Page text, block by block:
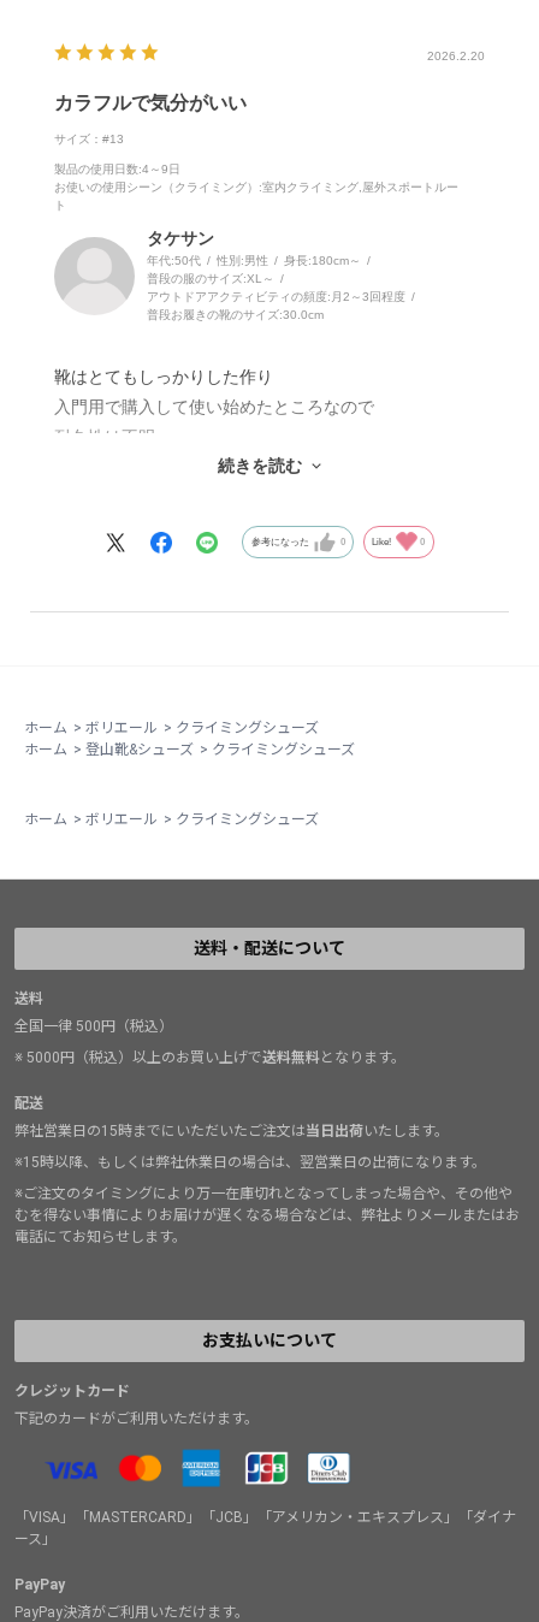
2026.2.20
カラフルで気分がいい
サイズ：#13
製品の使用日数:4～9日
お使いの使用シーン（クライミング） :室内クライミング,屋外スポートルー
ト
タケサン
年代:50代 性別:男性 身長:180cm～
普段の服のサイズ:XL～
アウトドアアクティビティの頻度: 月2～3回程度
普段お履きの靴のサイズ:30.0cm
靴はとてもしっかりした作り
入門用で購入して使い始めたところなので
耐久性は不明。
アッパーはスエード皮かな？
ベルクロも太くてしっかりしている。
今の所、目的を達成しているし文句はない。
続きを読む
参考になった 0 Like! 0
ホーム > ボリエール > クライミングシューズ
ホーム > 登山靴&シューズ > クライミングシューズ
ホーム > ボリエール > クライミングシューズ
送料・配送について
送料
全国一律 500円（税込）
※ 5000円（税込）以上のお買い上げで送料無料となります。
配送
弊社営業日の15時までにいただいたご注文は当日出荷いたします。
※15時以降、もしくは弊社休業日の場合は、翌営業日の出荷になります。
※ご注文のタイミングにより万一在庫切れとなってしまった場合や、その他や
むを得ない事情によりお届けが遅くなる場合などは、弊社よりメールまたはお
電話にてお知らせします。
お支払いについて
クレジットカード
下記のカードがご利用いただけます。
「VISA」「MASTERCARD」「JCB」「アメリカン・エキスプレス」「ダイナ
ース」
PayPay
PayPay決済がご利用いただけます。